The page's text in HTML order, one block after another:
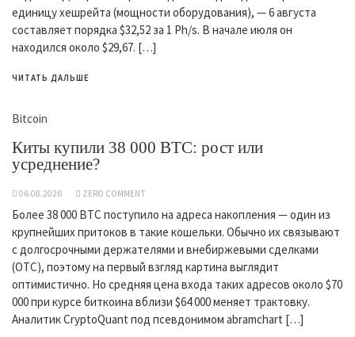
единицу хешрейта (мощности оборудования), — 6 августа
составляет порядка $32,52 за 1 Ph/s. В начале июля он
находился около $29,67. […]
ЧИТАТЬ ДАЛЬШЕ
Bitcoin
Киты купили 38 000 BTC: рост или
усреднение?
06.08.2026 ZERO COMMENT
Более 38 000 BTC поступило на адреса накопления — один из
крупнейших притоков в такие кошельки. Обычно их связывают
с долгосрочными держателями и внебиржевыми сделками
(OTC), поэтому на первый взгляд картина выглядит
оптимистично. Но средняя цена входа таких адресов около $70
000 при курсе биткоина вблизи $64 000 меняет трактовку.
Аналитик CryptoQuant под псевдонимом abramchart […]